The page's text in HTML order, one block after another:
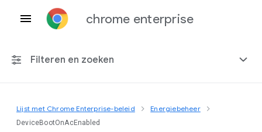
chrome enterprise
Filteren en zoeken
Elk platform
Lijst met Chrome Enterprise-beleid Energiebeheer
DeviceBootOnAcEnabled